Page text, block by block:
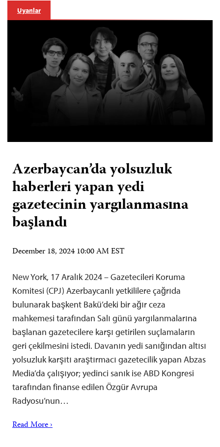
Uyarılar
Azerbaycan’da yolsuzluk
haberleri yapan yedi
gazetecinin yargılanmasına
başlandı
December 18, 2024 10:00 AM EST
New York, 17 Aralık 2024 – Gazetecileri Koruma
Komitesi (CPJ) Azerbaycanlı yetkililere çağrıda
bulunarak başkent Bakü’deki bir ağır ceza
mahkemesi tarafından Salı günü yargılanmalarına
başlanan gazetecilere karşı getirilen suçlamaların
geri çekilmesini istedi. Davanın yedi sanığından altısı
yolsuzluk karşıtı araştırmacı gazetecilik yapan Abzas
Media’da çalışıyor; yedinci sanık ise ABD Kongresi
tarafından finanse edilen Özgür Avrupa
Radyosu’nun…
Read More ›